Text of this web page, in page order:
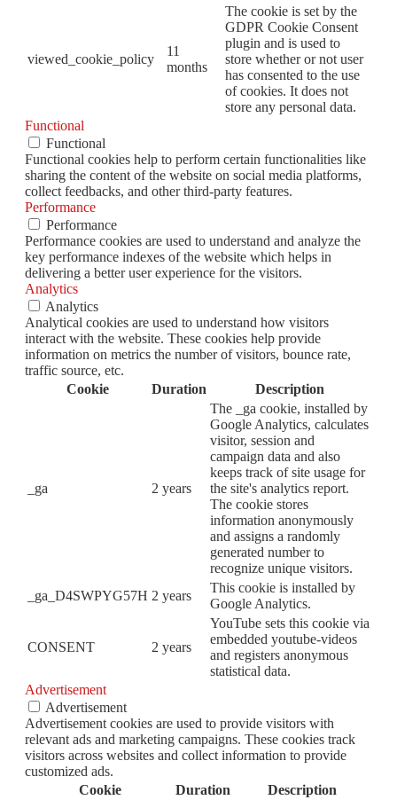
viewed_cookie_policy
11
months
The cookie is set by the
GDPR Cookie Consent
plugin and is used to
store whether or not user
has consented to the use
of cookies. It does not
store any personal data.
Functional
Functional
Functional cookies help to perform certain functionalities like
sharing the content of the website on social media platforms,
collect feedbacks, and other third-party features.
Performance
Performance
Performance cookies are used to understand and analyze the
key performance indexes of the website which helps in
delivering a better user experience for the visitors.
Analytics
Analytics
Analytical cookies are used to understand how visitors
interact with the website. These cookies help provide
information on metrics the number of visitors, bounce rate,
traffic source, etc.
Cookie
Duration Description
_ga 2 years
The _ga cookie, installed by
Google Analytics, calculates
visitor, session and
campaign data and also
keeps track of site usage for
the site's analytics report.
The cookie stores
information anonymously
and assigns a randomly
generated number to
recognize unique visitors.
_ga_D4SWPYG57H 2 years
This cookie is installed by
Google Analytics.
CONSENT 2 years
YouTube sets this cookie via
embedded youtube-videos
and registers anonymous
statistical data.
Advertisement
Advertisement
Advertisement cookies are used to provide visitors with
relevant ads and marketing campaigns. These cookies track
visitors across websites and collect information to provide
customized ads.
Cookie
Duration Description